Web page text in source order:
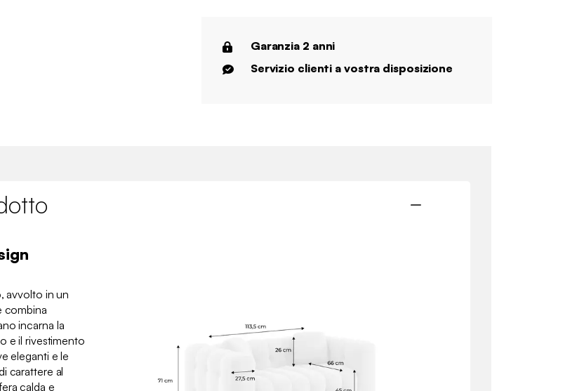
Garanzia 2 anni
Servizio clienti a vostra disposizione
avvolto in un
combina
incarna la
e il rivestimento
eleganti e le
carattere al
calda e